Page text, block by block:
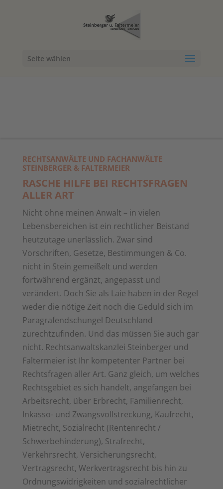
Seite wählen
RECHTSANWÄLTE UND FACHANWÄLTE
STEINBERGER & FALTERMEIER
RASCHE HILFE BEI RECHTSFRAGEN
ALLER ART
Nicht ohne meinen Anwalt – in vielen
Lebensbereichen ist ein rechtlicher Beistand
heutzutage unerlässlich. Zwar sind
Vorschriften, Gesetze, Bestimmungen & Co.
nicht in Stein gemeißelt und werden
fortwährend ergänzt, angepasst und
verändert. Doch Sie als Laie haben in der Regel
weder die nötige Zeit noch die Geduld sich im
Paragrafendschungel Deutschland
zurechtzufinden. Und das müssen Sie auch gar
nicht. Rechtsanwaltskanzlei Steinberger und
Faltermeier ist Ihr kompetenter Partner bei
Rechtsfragen aller Art. Ganz gleich, um welches
Rechtsgebiet es sich handelt, angefangen bei
Arbeitsrecht, über Erbrecht, Familienrecht,
Inkasso- und Zwangsvollstreckung, Kaufrecht,
Mietrecht, Sozialrecht (Rentenrecht /
Schwerbehinderung), Strafrecht,
Verkehrsrecht, Versicherungsrecht,
Vertragsrecht, Werkvertragsrecht bis hin zu
Ordnungswidrigkeiten und sozialrechtlicher